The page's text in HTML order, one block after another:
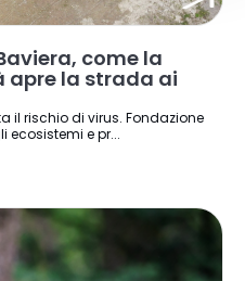
come la
apre la strada ai
il rischio di virus. Fondazione
ecosistemi e pr...